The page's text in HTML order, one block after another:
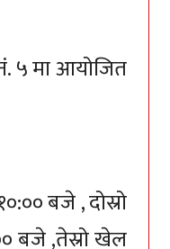
५ मा आयोजित
बजे , दोस्रो
बजे ,तेस्रो खेल